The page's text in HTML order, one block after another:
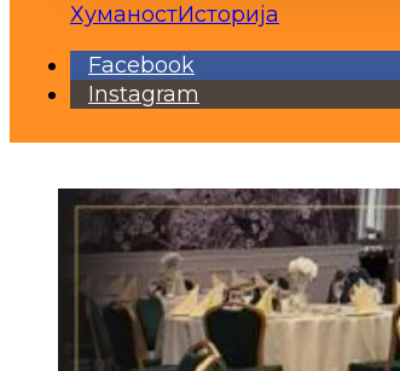
ХуманостИсторија
Facebook
Instagram